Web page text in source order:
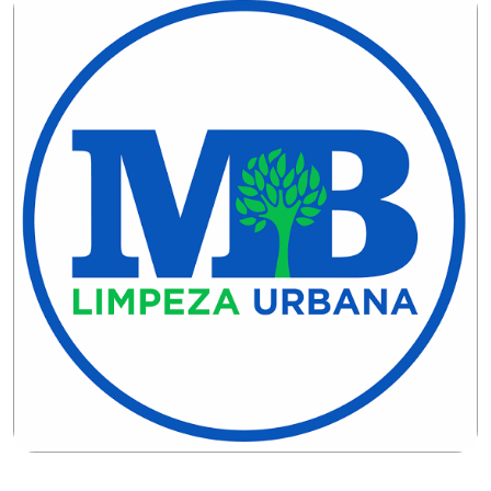
CAMPEONATO
BLOCOS
CAPACITAÇÃO
CARNAUBAIS
CARNAVAL
CARNAVAL
DE
MACAU
CARNAVAL